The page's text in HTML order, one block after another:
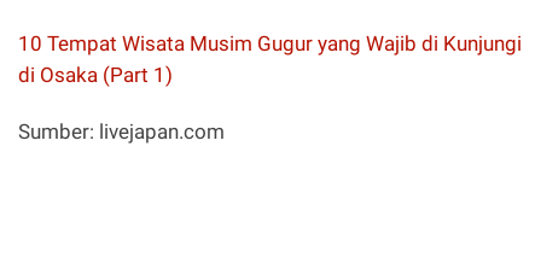
10 Tempat Wisata Musim Gugur yang Wajib di Kunjungi
di Osaka (Part 1)
Sumber: livejapan.com